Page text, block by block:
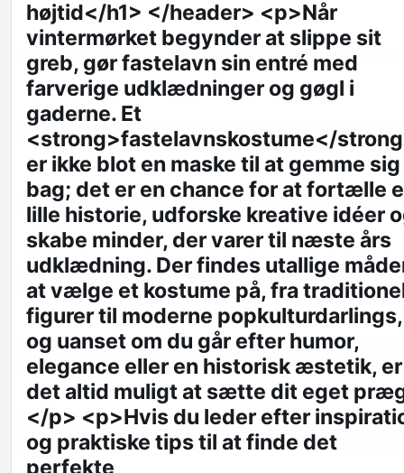
højtid</h1> </header> <p>Når
vintermørket begynder at slippe sit
greb, gør fastelavn sin entré med
farverige udklædninger og gøgl i
gaderne. Et
<strong>fastelavnskostume</
er ikke blot en maske til at gemme sig
bag; det er en chance for at fortælle
lille historie, udforske kreative idéer
skabe minder, der varer til næste års
udklædning. Der findes utallige
at vælge et kostume på, fra
figurer til moderne popkulturdarlings,
og uanset om du går efter humor,
elegance eller en historisk æstetik, er
det altid muligt at sætte dit eget
</p> <p>Hvis du leder efter
og praktiske tips til at finde det
perfekte